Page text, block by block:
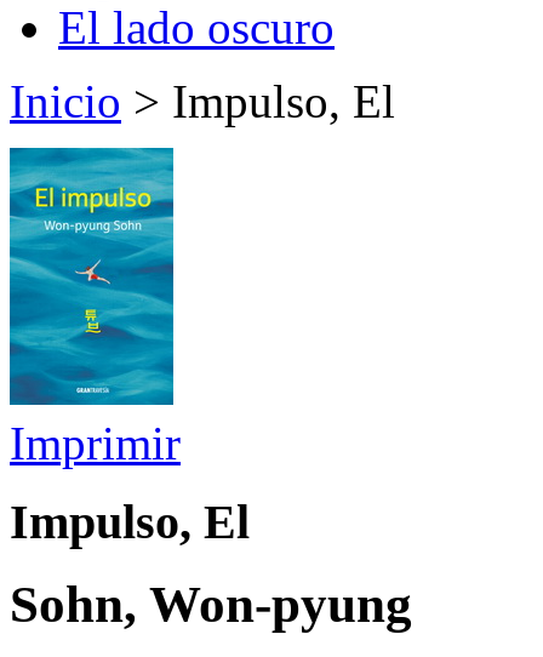
El lado oscuro
Inicio > Impulso, El
Imprimir
Impulso, El
Sohn, Won-pyung